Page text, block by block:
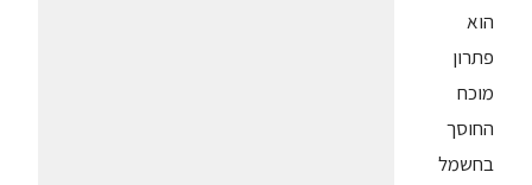
הוא
פתרון
מוכח
החוסך
בחשמל